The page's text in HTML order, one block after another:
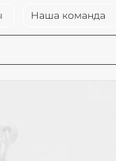
Наша команда